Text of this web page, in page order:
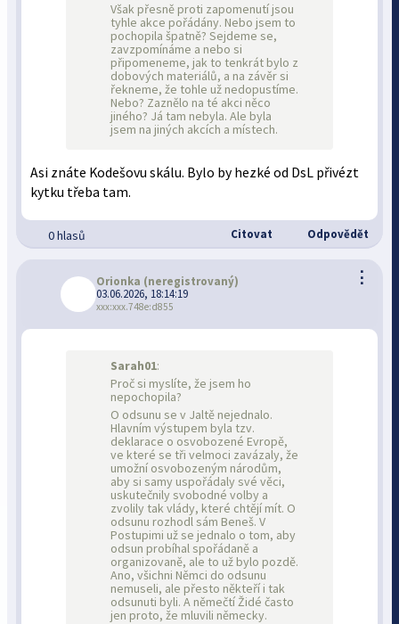
Však přesně proti zapomenutí jsou
tyhle akce pořádány. Nebo jsem to
pochopila špatně? Sejdeme se,
zavzpomínáme a nebo si
připomeneme, jak to tenkrát bylo z
dobových materiálů, a na závěr si
řekneme, že tohle už nedopustíme.
Nebo? Zaznělo na té akci něco
jiného? Já tam nebyla. Ale byla
jsem na jiných akcích a místech.
Asi znáte Kodešovu skálu. Bylo by hezké od DsL přivézt
kytku třeba tam.
0 hlasů Citovat Odpovědět
⋮
Orionka (neregistrovaný)
03.06.2026, 18:14:19
xxx:xxx.748e:d855
Sarah01:
Proč si myslíte, že jsem ho
nepochopila?
O odsunu se v Jaltě nejednalo.
Hlavním výstupem byla tzv.
deklarace o osvobozené Evropě,
ve které se tři velmoci zavázaly, že
umožní osvobozeným národům,
aby si samy uspořádaly své věci,
uskutečnily svobodné volby a
zvolily tak vlády, které chtějí mít. O
odsunu rozhodl sám Beneš. V
Postupimi už se jednalo o tom, aby
odsun probíhal spořádaně a
organizovaně, ale to už bylo pozdě.
Ano, všichni Němci do odsunu
nemuseli, ale přesto někteří i tak
odsunuti byli. A němečtí Židé často
jen proto, že mluvili německy.